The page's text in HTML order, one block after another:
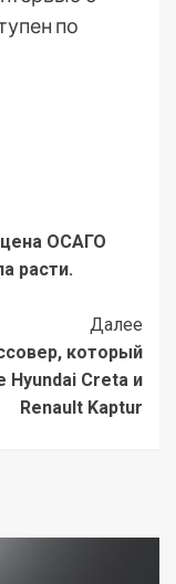
по
ОСАГО
расти.
Далее
который
Creta и
Renault Kaptur